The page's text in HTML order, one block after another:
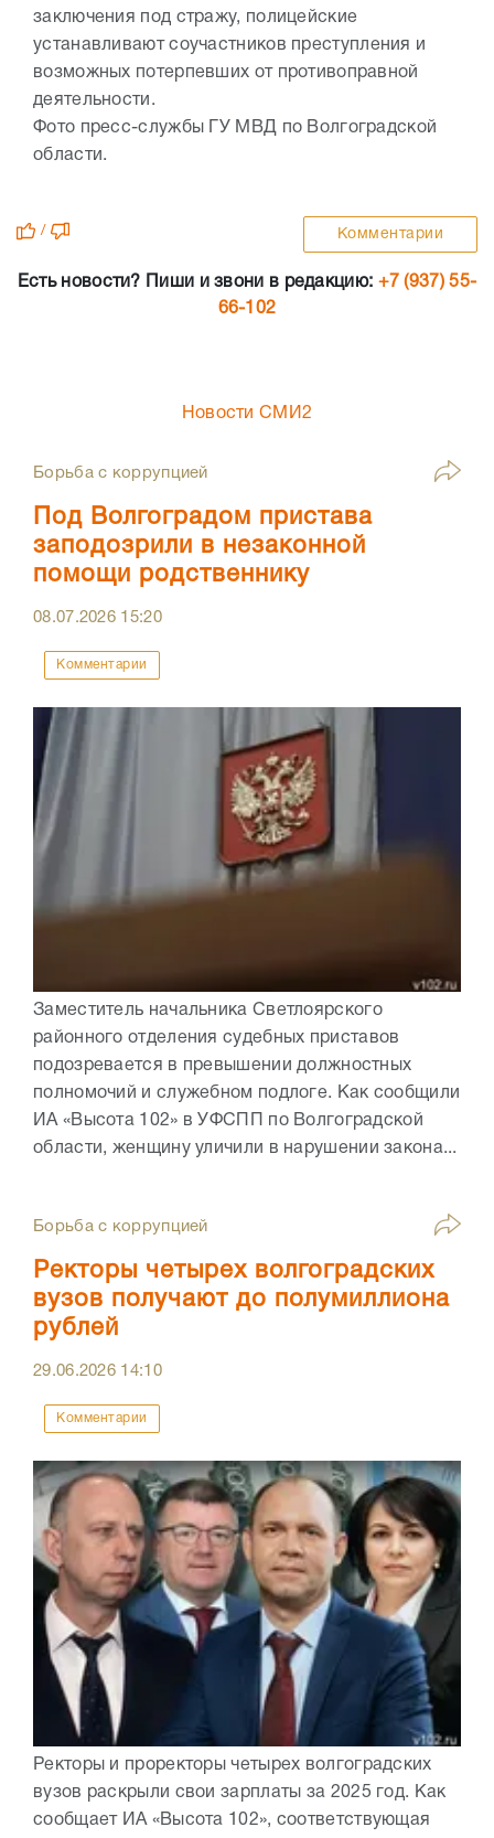
заключения под стражу, полицейские
устанавливают соучастников преступления и
возможных потерпевших от противоправной
деятельности.
Фото пресс-службы ГУ МВД по Волгоградской
области.
/ Комментарии
Есть новости? Пиши и звони в редакцию: +7 (937) 55-
66-102
Новости СМИ2
Борьба с коррупцией
Под Волгоградом пристава
заподозрили в незаконной
помощи родственнику
08.07.2026 15:20
Комментарии
Заместитель начальника Светлоярского
районного отделения судебных приставов
подозревается в превышении должностных
полномочий и служебном подлоге. Как сообщили
ИА «Высота 102» в УФСПП по Волгоградской
области, женщину уличили в нарушении закона...
Борьба с коррупцией
Ректоры четырех волгоградских
вузов получают до полумиллиона
рублей
29.06.2026 14:10
Комментарии
Ректоры и проректоры четырех волгоградских
вузов раскрыли свои зарплаты за 2025 год. Как
сообщает ИА «Высота 102», соответствующая